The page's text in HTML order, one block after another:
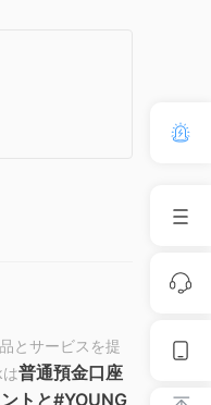
とサービスを提
普通預金口座
トと#YOUNG